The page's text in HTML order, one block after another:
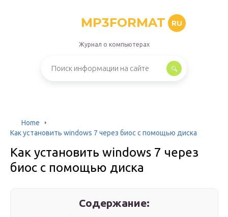
MP3FORMAT RU
Журнал о компьютерах
Home
Как установить windows 7 через биос с помощью диска
Как установить windows 7 через
биос с помощью диска
Содержание: